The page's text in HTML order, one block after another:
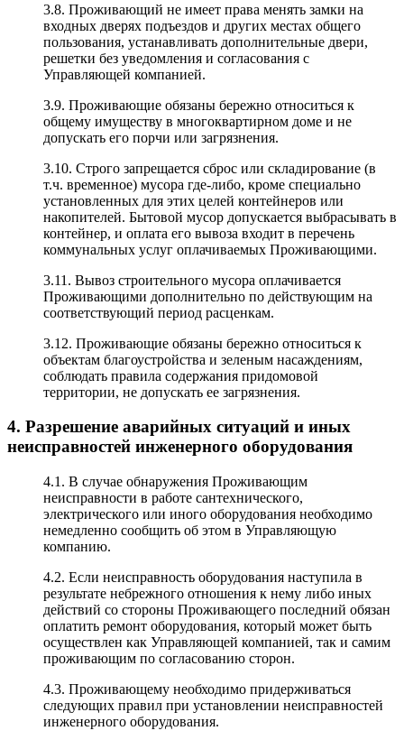
3.8. Проживающий не имеет права менять замки на
входных дверях подъездов и других местах общего
пользования, устанавливать дополнительные двери,
решетки без уведомления и согласования с
Управляющей компанией.
3.9. Проживающие обязаны бережно относиться к
общему имуществу в многоквартирном доме и не
допускать его порчи или загрязнения.
3.10. Строго запрещается сброс или складирование (в
т.ч. временное) мусора где-либо, кроме специально
установленных для этих целей контейнеров или
накопителей. Бытовой мусор допускается выбрасывать в
контейнер, и оплата его вывоза входит в перечень
коммунальных услуг оплачиваемых Проживающими.
3.11. Вывоз строительного мусора оплачивается
Проживающими дополнительно по действующим на
соответствующий период расценкам.
3.12. Проживающие обязаны бережно относиться к
объектам благоустройства и зеленым насаждениям,
соблюдать правила содержания придомовой
территории, не допускать ее загрязнения.
4. Разрешение аварийных ситуаций и иных
неисправностей инженерного оборудования
4.1. В случае обнаружения Проживающим
неисправности в работе сантехнического,
электрического или иного оборудования необходимо
немедленно сообщить об этом в Управляющую
компанию.
4.2. Если неисправность оборудования наступила в
результате небрежного отношения к нему либо иных
действий со стороны Проживающего последний обязан
оплатить ремонт оборудования, который может быть
осуществлен как Управляющей компанией, так и самим
проживающим по согласованию сторон.
4.3. Проживающему необходимо придерживаться
следующих правил при установлении неисправностей
инженерного оборудования.